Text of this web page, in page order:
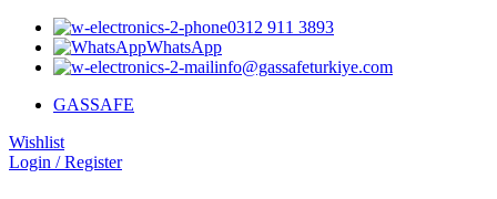
0312 911 3893
WhatsApp
info@gassafeturkiye.com
GASSAFE
Wishlist
Login / Register